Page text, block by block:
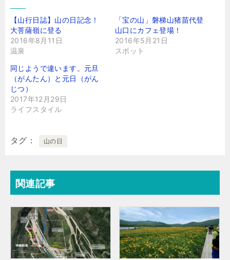
【山行日誌】山の日記念！
大菩薩嶺に登る
2016年8月11日
温泉
「宝の山」磐梯山猪苗代登
山口にカフェ登場！
2016年5月21日
スポット
同じようで違います。元旦
（がんたん）と元日（がん
じつ）
2017年12月29日
ライフスタイル
タグ 山の日
関連記事